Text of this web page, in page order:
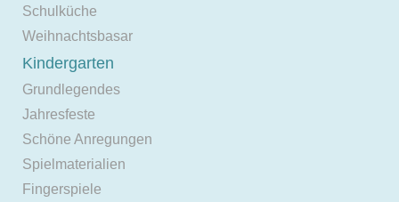
Schulküche
Weihnachtsbasar
Kindergarten
Grundlegendes
Jahresfeste
Schöne Anregungen
Spielmaterialien
Fingerspiele